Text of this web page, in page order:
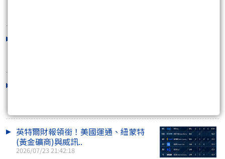
英特爾財報領銜！美國運通、紐蒙特
(黃金礦商)與威訊..
2026/07/23 21:42:18